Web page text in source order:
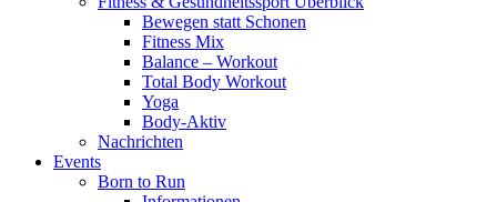
Bewegen statt Schonen
Fitness Mix
Balance – Workout
Total Body Workout
Yoga
Body-Aktiv
Nachrichten
Events
Born to Run